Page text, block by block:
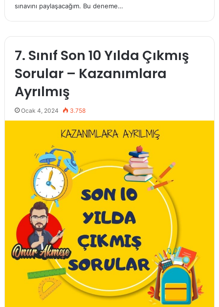
sınavını paylaşacağım. Bu deneme…
7. Sınıf Son 10 Yılda Çıkmış
Sorular – Kazanımlara
Ayrılmış
Ocak 4, 2024 3.758